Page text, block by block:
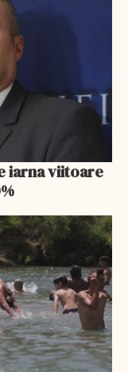
iarna viitoare